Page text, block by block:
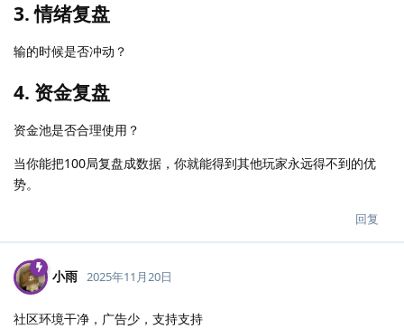
3. 情绪复盘
输的时候是否冲动？
4. 资金复盘
资金池是否合理使用？
当你能把100局复盘成数据，你就能得到其他玩家永远得不到的优
势。
回复
小雨 2025年11月20日
社区环境干净，广告少，支持支持